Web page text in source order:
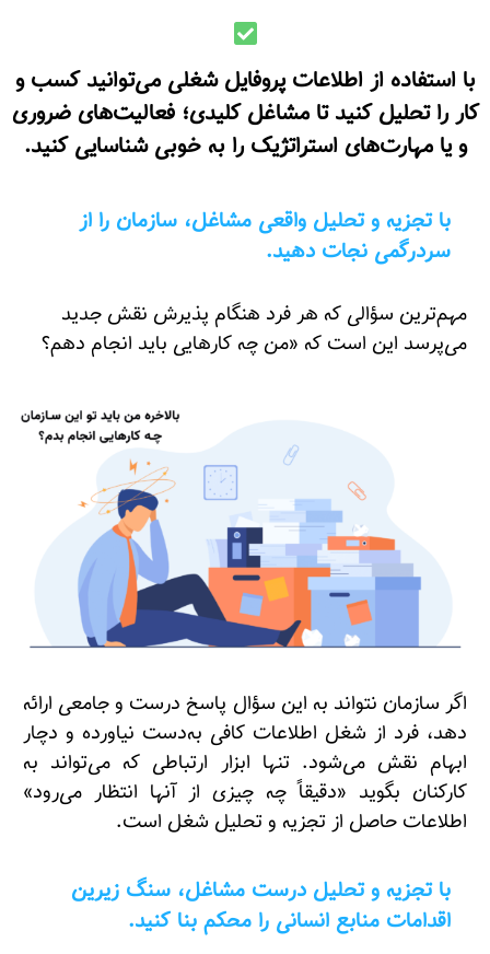
با استفاده از اطلاعات پروفایل شغلی می‌توانید کسب و
کار را تحلیل کنید تا مشاغل کلیدی؛ فعالیت‌های ضروری
و یا مهارت‌های استراتژیک را به خوبی شناسایی کنید.
با تجزیه و تحلیل واقعی مشاغل، سازمان را از
سردرگمی نجات دهید.
مهم‌ترین سؤالی که هر فرد هنگام پذیرش نقش جدید
می‌پرسد این است که «من چه کارهایی باید انجام دهم؟
اگر سازمان نتواند به این سؤال پاسخ درست و جامعی ارائه
دهد، فرد از شغل اطلاعات کافی به‌دست نیاورده و دچار
ابهام نقش می‌شود. تنها ابزار ارتباطی که می‌تواند به
کارکنان بگوید «دقیقاً چه چیزی از آنها انتظار می‌رود»
اطلاعات حاصل از تجزیه و تحلیل شغل است.
با تجزیه و تحلیل درست مشاغل، سنگ زیرین
اقدامات منابع انسانی را محکم بنا کنید.